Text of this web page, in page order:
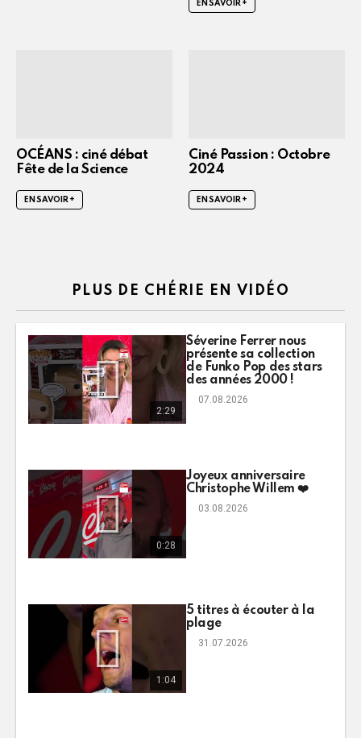
EN SAVOIR +
OCÉANS : ciné débat
Fête de la Science
EN SAVOIR +
Ciné Passion : Octobre
2024
EN SAVOIR +
PLUS DE CHÉRIE EN VIDÉO
2:29
Séverine Ferrer nous
présente sa collection
de Funko Pop des stars
des années 2000 !
07.08.2026
0:28
Joyeux anniversaire
Christophe Willem ❤️
03.08.2026
1:04
5 titres à écouter à la
plage
31.07.2026